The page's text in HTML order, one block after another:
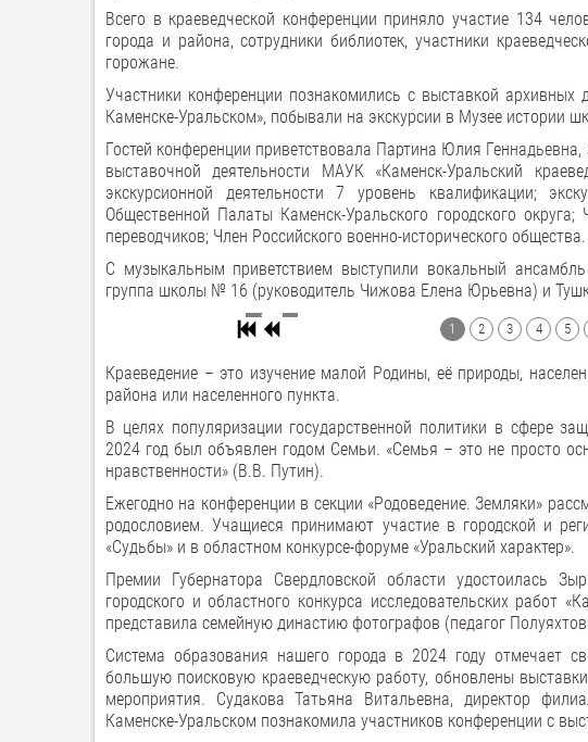
Всего в краеведческой конференции приняло участие 134
города и района, сотрудники библиотек, участники
горожане.
Участники конференции познакомились с выставкой
Каменске-Уральском», побывали на экскурсии в Музее истории
Гостей конференции приветствовала Партина Юлия
выставочной деятельности МАУК «Каменск-Уральский
экскурсионной деятельности 7 уровень квалификации;
Общественной Палаты Каменск-Уральского городского
переводчиков; Член Российского военно-исторического общества.
С музыкальным приветствием выступили вокальный
группа школы № 16 (руководитель Чижова Елена Юрьевна) и
1 2 3 4 5
Краеведение – это изучение малой Родины, её природы,
района или населенного пункта.
В целях популяризации государственной политики в сфере
2024 год был объявлен годом Семьи. «Семья – это не просто
нравственности» (В.В. Путин).
Ежегодно на конференции в секции «Родоведение. Земляки»
родословием. Учащиеся принимают участие в городской и
«Судьбы» и в областном конкурсе-форуме «Уральский характер».
Премии Губернатора Свердловской области удостоилась
городского и областного конкурса исследовательских
представила семейную династию фотографов (педагог
Система образования нашего города в 2024 году отмечает
большую поисковую краеведческую работу, обновлены
мероприятия. Судакова Татьяна Витальевна, директор
Каменске-Уральском познакомила участников конференции с